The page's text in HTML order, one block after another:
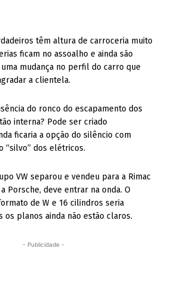
têm altura de carroceria muito
ficam no assoalho e ainda são
mudança no perfil do carro que
a clientela.
do ronco do escapamento dos
interna? Pode ser criado
ficaria a opção do silêncio com
“silvo” dos elétricos.
VW separou e vendeu para a Rimac
Porsche, deve entrar na onda. O
de W e 16 cilindros seria
os planos ainda não estão claros.
- Publicidade -